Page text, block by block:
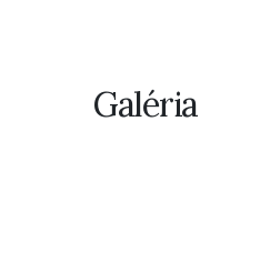
Galéria